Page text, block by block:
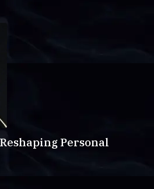
Personal